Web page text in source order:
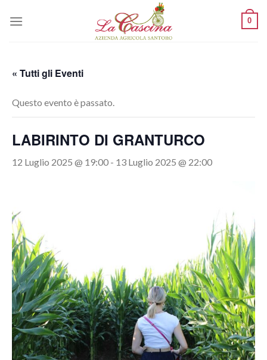
0
« Tutti gli Eventi
Questo evento è passato.
LABIRINTO DI GRANTURCO
12 Luglio 2025 @ 19:00 - 13 Luglio 2025 @ 22:00